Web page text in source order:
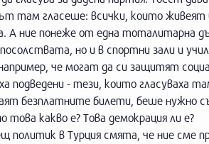
там гласеше: всички, които живеят
А ние понеже от една тоталитарна
но и в спортни зали и
че могат да си защитят
- тези, които гласуваха
безплатните билети, беше
какво е? Това демокрация ли е?
политик в Турция смята, че ние сме